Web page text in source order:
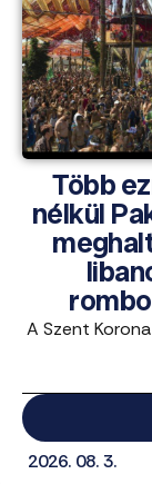
Több
nélkül
A Szent
2026. 08. 3.